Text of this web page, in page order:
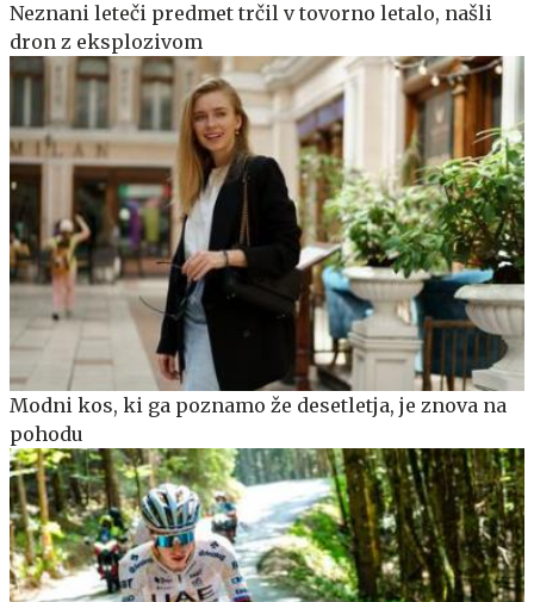
Neznani leteči predmet trčil v tovorno letalo, našli
dron z eksplozivom
Modni kos, ki ga poznamo že desetletja, je znova na
pohodu